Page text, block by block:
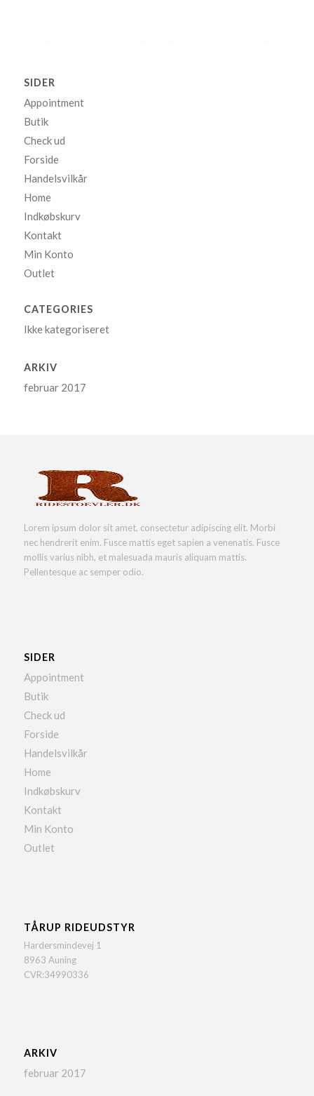
SIDER
Appointment
Butik
Check ud
Forside
Handelsvilkår
Home
Indkøbskurv
Kontakt
Min Konto
Outlet
CATEGORIES
Ikke kategoriseret
ARKIV
februar 2017
Lorem ipsum dolor sit amet, consectetur adipiscing elit. Morbi
nec hendrerit enim. Fusce mattis eget sapien a venenatis. Fusce
mollis varius nibh, et malesuada mauris aliquam mattis.
Pellentesque ac semper odio.
SIDER
Appointment
Butik
Check ud
Forside
Handelsvilkår
Home
Indkøbskurv
Kontakt
Min Konto
Outlet
TÅRUP RIDEUDSTYR
Hardersmindevej 1
8963 Auning
CVR:34990336
ARKIV
februar 2017